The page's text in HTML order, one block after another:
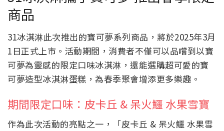
商品
31冰淇淋此次推出的寶可夢系列商品，將於2025年3月
1日正式上市。活動期間，消費者不僅可以品嚐到以寶
可夢為靈感的限定口味冰淇淋，還能選購超可愛的寶
可夢造型冰淇淋蛋糕，為春季聚會增添更多樂趣。
期間限定口味：皮卡丘 & 呆火鱷 水果雪寶
作為此次活動的亮點之一，「皮卡丘 & 呆火鱷 水果雪